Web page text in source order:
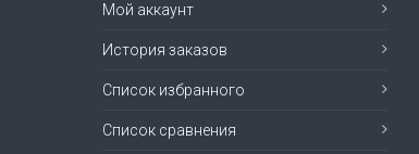
Мой аккаунт
История заказов
Список избранного
Список сравнения